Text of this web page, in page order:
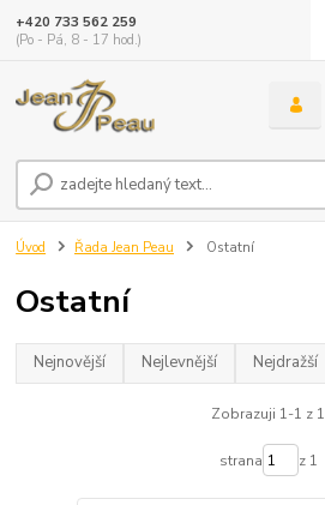
+420 733 562 259
(Po - Pá, 8 - 17 hod.)
Úvod Řada Jean Peau Ostatní
Ostatní
Nejnovější Nejlevnější Nejdražší
Zobrazuji 1-1 z 1
strana z 1